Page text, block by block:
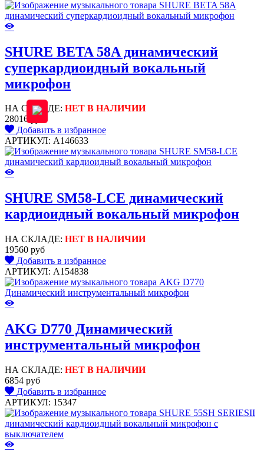
SHURE BETA 58A динамический
суперкардиоидный вокальный
микрофон
НА СКЛАДЕ: НЕТ В НАЛИЧИИ
28016 руб
Добавить в избранное
АРТИКУЛ: A146633
SHURE SM58-LCE динамический
кардиоидный вокальный микрофон
НА СКЛАДЕ: НЕТ В НАЛИЧИИ
19560 руб
Добавить в избранное
АРТИКУЛ: A154838
AKG D770 Динамический
инструментальный микрофон
НА СКЛАДЕ: НЕТ В НАЛИЧИИ
6854 руб
Добавить в избранное
АРТИКУЛ: 15347